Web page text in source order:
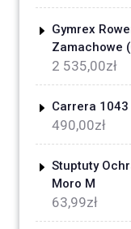
Gymrex
Zamachowe
2 535,00zł
Carrera 1043
490,00zł
Stuptuty
Moro M
63,99zł